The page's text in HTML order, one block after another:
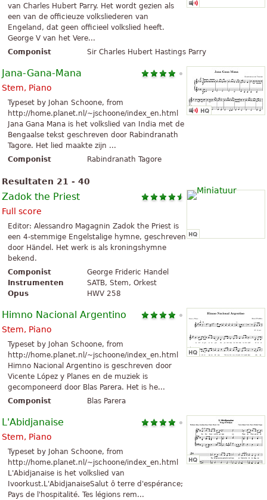
van Charles Hubert Parry. Het wordt gezien als
een van de officieuze volksliederen van
Engeland, dat geen officieel volkslied heeft.
George V van het Vere...
Componist
Sir Charles Hubert Hastings Parry
Jana-Gana-Mana
Stem, Piano
Typeset by Johan Schoone, from
http://home.planet.nl/~jschoone/index_en.html
Jana Gana Mana is het volkslied van India met de
Bengaalse tekst geschreven door Rabindranath
Tagore. Het lied maakte zijn ...
Componist
Rabindranath Tagore
Resultaten 21 - 40
Zadok the Priest
Full score
Editor: Alessandro Magagnin Zadok the Priest is
een 4-stemmige Engelstalige hymne, geschreven
door Händel. Het werk is als kroningshymne
bekend.
Componist
George Frideric Handel
Instrumenten
SATB, Stem, Orkest
Opus
HWV 258
Himno Nacional Argentino
Stem, Piano
Typeset by Johan Schoone, from
http://home.planet.nl/~jschoone/index_en.html
Himno Nacional Argentino is geschreven door
Vicente López y Planes en de muziek is
gecomponeerd door Blas Parera. Het is he...
Componist
Blas Parera
L'Abidjanaise
Stem, Piano
Typeset by Johan Schoone, from
http://home.planet.nl/~jschoone/index_en.html
L'Abidjanaise is het volkslied van
Ivoorkust.L'AbidjanaiseSalut ô terre d'espérance;
Pays de l'hospitalité. Tes légions rem...